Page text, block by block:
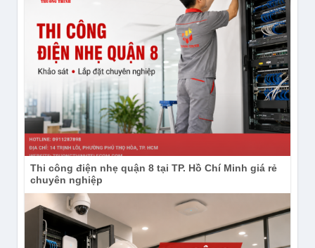
Thi công điện nhẹ quận 8 tại TP. Hồ Chí Minh giá rẻ
chuyên nghiệp